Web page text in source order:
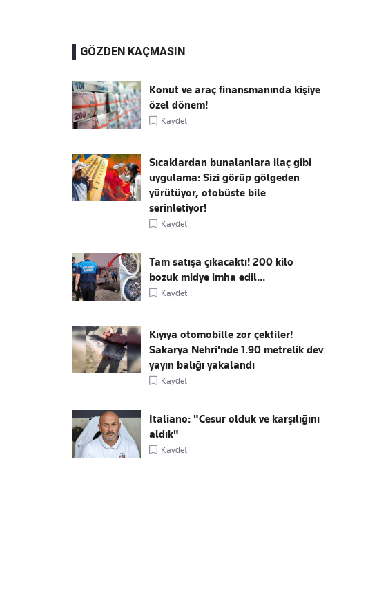
GÖZDEN KAÇMASIN
Konut ve araç finansmanında kişiye
özel dönem!
Kaydet
Sıcaklardan bunalanlara ilaç gibi
uygulama: Sizi görüp gölgeden
yürütüyor, otobüste bile
serinletiyor!
Kaydet
Tam satışa çıkacaktı! 200 kilo
bozuk midye imha edil...
Kaydet
Kıyıya otomobille zor çektiler!
Sakarya Nehri'nde 1.90 metrelik dev
yayın balığı yakalandı
Kaydet
Italiano: "Cesur olduk ve karşılığını
aldık"
Kaydet